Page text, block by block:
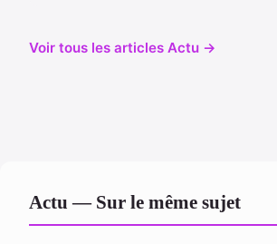
Voir tous les articles Actu →
Actu — Sur le même sujet